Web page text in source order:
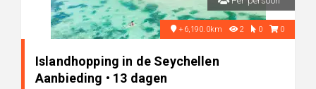
+6,190.0km 2 0 0
Islandhopping in de Seychellen
Aanbieding • 13 dagen